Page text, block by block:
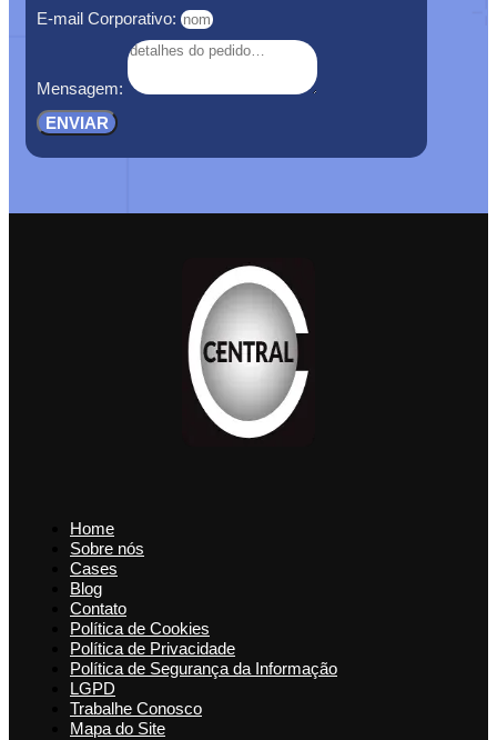
E-mail Corporativo:
Mensagem:
ENVIAR
Home
Sobre nós
Cases
Blog
Contato
Política de Cookies
Política de Privacidade
Política de Segurança da Informação
LGPD
Trabalhe Conosco
Mapa do Site